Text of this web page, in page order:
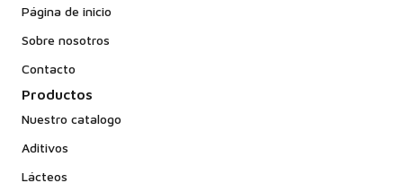
Página de inicio
Sobre nosotros
Contacto
Productos
Nuestro catalogo
Aditivos
Lácteos